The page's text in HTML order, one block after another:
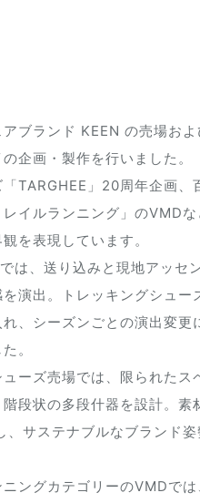
ブランド KEEN の売場お
企画・製作を行いました。
「TARGHEE」20周年企画、
イルランニング」のVMD
を表現しています。
は、送り込みと現地アッセ
演出。トレッキングシュー
、シーズンごとの演出変更
。
ーズ売場では、限られたス
段状の多段什器を設計。素
、サステナブルなブランド
ングカテゴリーのVMDで